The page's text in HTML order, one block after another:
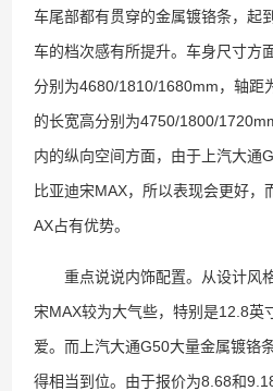
车尾部都有贯穿的金属镀铬条，起
车的档次感有所提升。车身尺寸方
分别为4680/1810/1680mm，轴距
的长宽高分别为4750/1800/
内的纵向空间方面，由于上汽大通
比亚迪宋MAX，所以表现会更好，
AX占有优势。
重点说说内饰配置。从设计风
宋MAX较为大气些，特别是12.8英
爱。而上汽大通G50大量金属镀铬
得相当到位。由于报价为8.68和